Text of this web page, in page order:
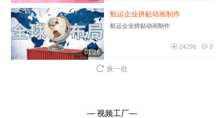
01:26
航运企业拼贴动画制作
航运企业拼贴动画制作
0
24298
换一批
— 视频工厂—